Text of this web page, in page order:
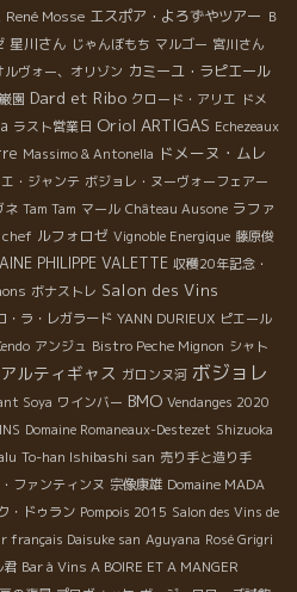
René Mosse エスポア・よろずやツアー Ｂ
星川さん じゃんぼもち マルゴー 宮川さん
ルヴォー、オリゾン カミーユ・ラピエール
園 Dard et Ribo クロード・アリエ ドメ
ラスト営業日 Oriol ARTIGAS Echezeaux
Massimo & Antonella ドメーヌ・ムレ
・ジャンテ ボジョレ・ヌーヴォーフェアー
ネ Tam Tam マール Château Ausone ラファ
ルフォロゼ Vignoble Energique 藤原俊
PHILIPPE VALETTE 収穫20年記念・
ボナストレ Salon des Vins
・ラ・レガラード YANN DURIEUX ピエール
アンジュ Bistro Peche Mignon シャト
ルティギャス ガロンヌ河 ボジョレ
Soya ワインバー BMO Vendanges 2020
Domaine Romaneaux-Destezet Shizuoka
To-han Ishibashi san 売り手と造り手
ファンティンヌ 宗像康雄 Domaine MADA
・ドゥラン Pompois 2015 Salon des Vins de
français Daisuke san Aguyana Rosé Grigri
君 Bar à Vins A BOIRE ET A MANGER